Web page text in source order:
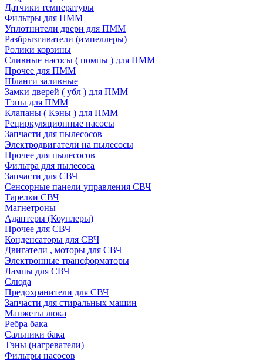
Датчики температуры
Фильтры для ПММ
Уплотнители двери для ПММ
Разбрызгиватели (импеллеры)
Ролики корзины
Сливные насосы ( помпы ) для ПММ
Прочее для ПММ
Шланги заливные
Замки дверей ( убл ) для ПММ
Тэны для ПММ
Клапаны ( Кэны ) для ПММ
Рециркуляционные насосы
Запчасти для пылесосов
Электродвигатели на пылесосы
Прочее для пылесосов
Фильтра для пылесоса
Запчасти для СВЧ
Сенсорные панели управления СВЧ
Тарелки СВЧ
Магнетроны
Адаптеры (Коуплеры)
Прочее для СВЧ
Конденсаторы для СВЧ
Двигатели , моторы для СВЧ
Электронные трансформаторы
Лампы для СВЧ
Слюда
Предохранители для СВЧ
Запчасти для стиральных машин
Манжеты люка
Ребра бака
Сальники бака
Тэны (нагреватели)
Фильтры насосов